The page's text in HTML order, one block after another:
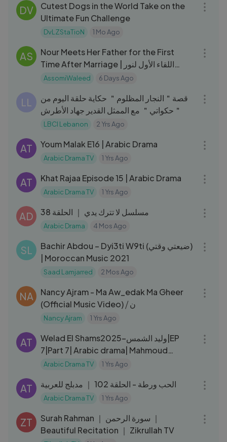
DV
Cutest Dogs in the World Take on the
Ultimate Fun Challenge
DvLZStaTioN 1 Mo Ago
AS
Nour Meets Her Father for the First
Time After Marriage | اللقاء الأول لنور
بوالدها بعد الزواج
AssomiWaleed 6 Days Ago
LL
قصة＂النجار المظلوم＂ حكاية حلقة اليوم من
＂حكواتي＂ مع الممثل القدير جهاد الأطرش
LBCI Lebanon 2 Yrs Ago
AT Youm Malak E16 | Arabic Drama
Arabic Drama TV 1 Yrs Ago
AT Khat Rajaa Episode 15 | Arabic Drama
Arabic Drama TV 1 Yrs Ago
AD 38 مسلسل لا تترك يدي ｜ الحلقة
Arabic Drama 4 Mos Ago
SL
Bachir Abdou – Dyi3ti W9ti (ضيعتي وقتي)
| Moroccan Music 2021
Saad Lamjarred 2 Mos Ago
NA
Nancy Ajram - Ma Aw_edak Ma Gheer
(Official Music Video) ⧸ ن
Nancy Ajram 1 Yrs Ago
AT
Welad El Shams2025-وليد الشمس|EP
7|Part 7| Arabic drama| Mahmoud
Hemeida| Farah Youssef
Arabic Drama TV 1 Yrs Ago
AT الحب ورطة - الحلقة 102 ｜ مدبلج للعربية
Arabic Drama TV 1 Yrs Ago
ZT
Surah Rahman ｜ سورة الرحمن ｜
Beautiful Recitation ｜ Zikrullah TV